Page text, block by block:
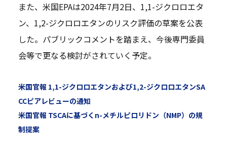
また、米国EPAは2024年7月2日、1,1-ジクロロエタ
ン、1,2-ジクロロエタンのリスク評価の草案を公表
した。パブリックコメントを踏まえ、今後専門委員
会等で更なる検討がされていく予定。
米国官報 1,1-ジクロロエタンおよび1,2-ジクロロエタンSA
CCピアレビューの通知
米国官報 TSCAに基づくn-メチルピロリドン（NMP）の規
制提案